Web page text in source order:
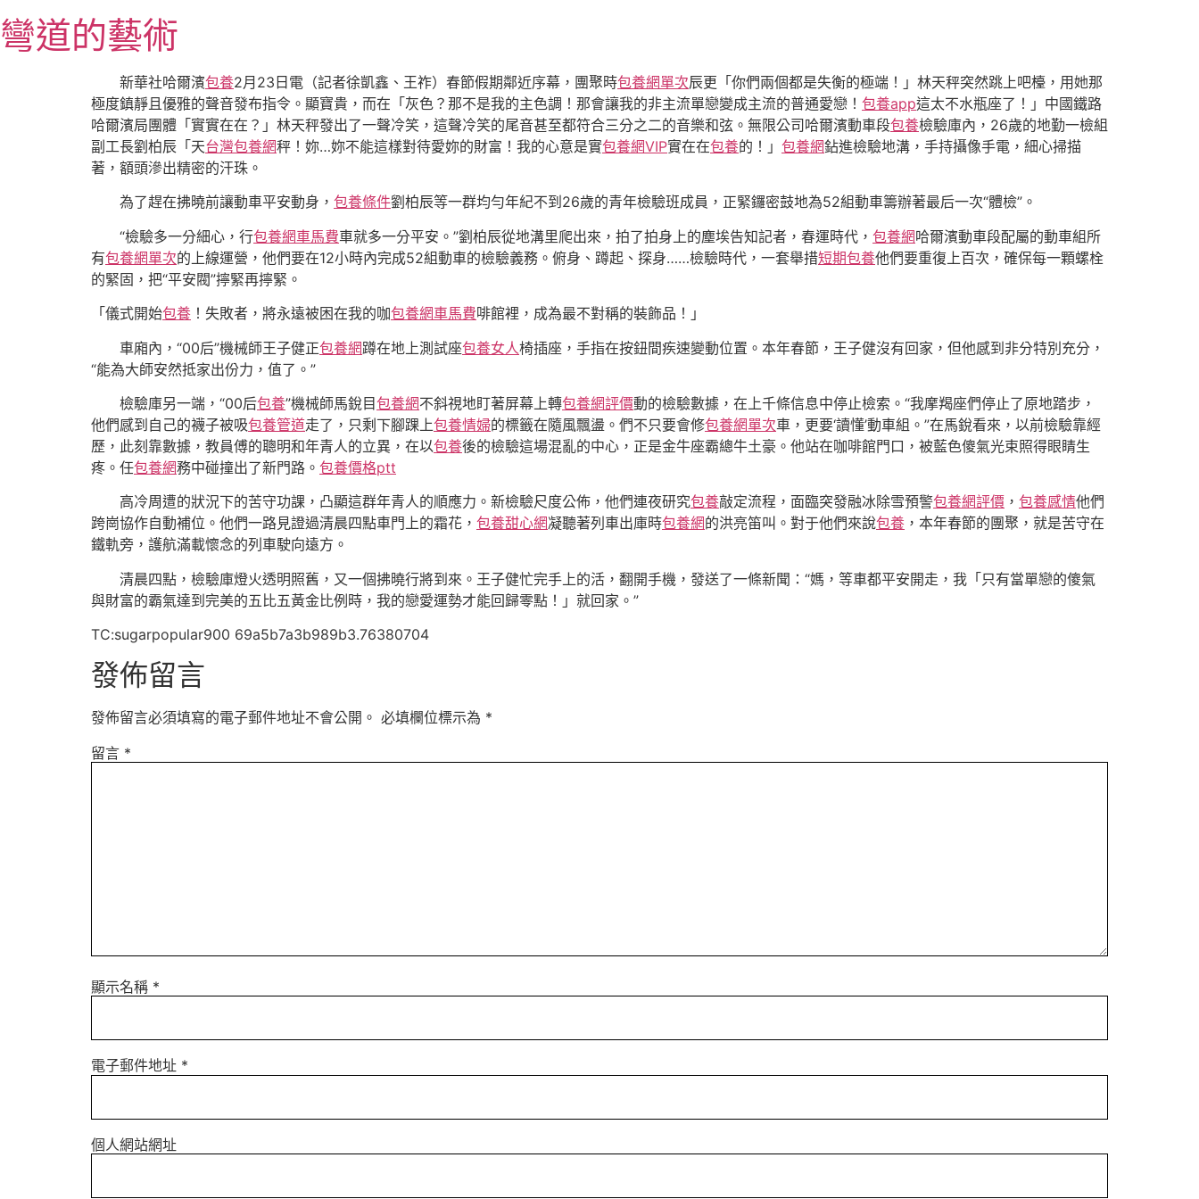
至
主
彎道的藝術
新華社哈爾濱包養2月23日電（記者徐凱鑫、王祚）春節假期鄰近序幕，團聚時包養網單次辰更「你們兩個都是失衡的極端！」林天秤突然跳上吧檯，用她那
極度鎮靜且優雅的聲音發布指令。顯寶貴，而在「灰色？那不是我的主色調！那會讓我的非主流單戀變成主流的普通愛戀！ 包養app這太不水瓶座了！」中國鐵路
哈爾濱局團體「實實在在？」林天秤發出了一聲冷笑，這聲冷笑的尾音甚至都符合三分之二的音樂和弦。無限公司哈爾濱動車段包養檢驗庫內，26歲的地勤一檢組
副工長劉柏辰「天台灣包養網秤！妳…妳不能這樣對待愛妳的財富！我的心意是實包養網VIP實在在包養的！」 包養網鉆進檢驗地溝，手持攝像手電，細心掃描
著，額頭滲出精密的汗珠。
為了趕在拂曉前讓動車平安動身， 包養條件劉柏辰等一群均勻年紀不到26歲的青年檢驗班成員，正緊鑼密鼓地為52組動車籌辦著最后一次“體檢”。
“檢驗多一分細心，行包養網車馬費車就多一分平安。”劉柏辰從地溝里爬出來，拍了拍身上的塵埃告知記者，春運時代， 包養網哈爾濱動車段配屬的動車組所
有包養網單次的上線運營，他們要在12小時內完成52組動車的檢驗義務。俯身、蹲起、探身……檢驗時代，一套舉措短期包養他們要重復上百次，確保每一顆螺栓
的緊固，把“平安閥”擰緊再擰緊。
「儀式開始包養 ！失敗者，將永遠被困在我的咖包養網車馬費啡館裡，成為最不對稱的裝飾品！」
車廂內，“00后”機械師王子健正包養網蹲在地上測試座包養女人椅插座，手指在按鈕間疾速變動位置。本年春節，王子健沒有回家，但他感到非分特別充分，
“能為大師安然抵家出份力，值了。”
檢驗庫另一端，“00后包養”機械師馬銳目包養網不斜視地盯著屏幕上轉包養網評價動的檢驗數據，在上千條信息中停止檢索。“我摩羯座們停止了原地踏步，
他們感到自己的襪子被吸包養管道走了，只剩下腳踝上包養情婦的標籤在隨風飄盪。們不只要會修包養網單次車，更要‘讀懂’動車組。”在馬銳看來，以前檢驗靠經
歷，此刻靠數據，教員傅的聰明和年青人的立異，在以包養後的檢驗這場混亂的中心，正是金牛座霸總牛土豪。他站在咖啡館門口，被藍色傻氣光束照得眼睛生
疼。任包養網務中碰撞出了新門路。 包養價格ptt
高冷周遭的狀況下的苦守功課，凸顯這群年青人的順應力。新檢驗尺度公佈，他們連夜研究包養敲定流程，面臨突發融冰除雪預警包養網評價 ， 包養感情他們
跨崗協作自動補位。他們一路見證過清晨四點車門上的霜花， 包養甜心網凝聽著列車出庫時包養網的洪亮笛叫。對于他們來說包養 ，本年春節的團聚，就是苦守在
鐵軌旁，護航滿載懷念的列車駛向遠方。
清晨四點，檢驗庫燈火透明照舊，又一個拂曉行將到來。王子健忙完手上的活，翻開手機，發送了一條新聞：“媽，等車都平安開走，我「只有當單戀的傻氣
與財富的霸氣達到完美的五比五黃金比例時，我的戀愛運勢才能回歸零點！」就回家。”
TC:sugarpopular900 69a5b7a3b989b3.76380704
發佈留言
發佈留言必須填寫的電子郵件地址不會公開。 必填欄位標示為 *
留言 *
顯示名稱 *
電子郵件地址 *
個人網站網址